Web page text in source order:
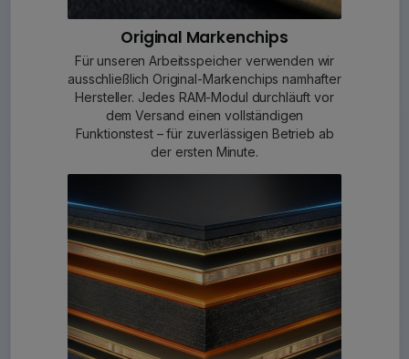
Original Markenchips
Für unseren Arbeitsspeicher verwenden wir
ausschließlich Original-Markenchips namhafter
Hersteller. Jedes RAM-Modul durchläuft vor
dem Versand einen vollständigen
Funktionstest – für zuverlässigen Betrieb ab
der ersten Minute.